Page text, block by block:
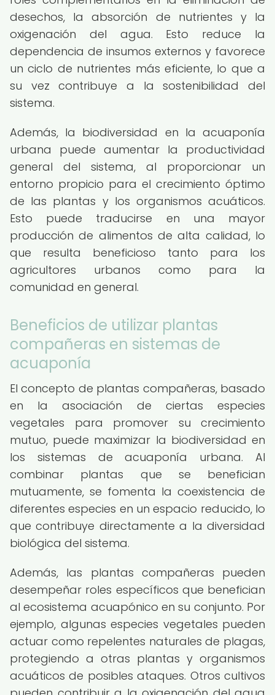
desechos, la absorción de nutrientes y la
oxigenación del agua. Esto reduce la
dependencia de insumos externos y favorece
un ciclo de nutrientes más eficiente, lo que a
su vez contribuye a la sostenibilidad del
sistema.
Además, la biodiversidad en la acuaponía
urbana puede aumentar la productividad
general del sistema, al proporcionar un
entorno propicio para el crecimiento óptimo
de las plantas y los organismos acuáticos.
Esto puede traducirse en una mayor
producción de alimentos de alta calidad, lo
que resulta beneficioso tanto para los
agricultores urbanos como para la
comunidad en general.
Beneficios de utilizar plantas
compañeras en sistemas de
acuaponía
El concepto de plantas compañeras, basado
en la asociación de ciertas especies
vegetales para promover su crecimiento
mutuo, puede maximizar la biodiversidad en
los sistemas de acuaponía urbana. Al
combinar plantas que se benefician
mutuamente, se fomenta la coexistencia de
diferentes especies en un espacio reducido, lo
que contribuye directamente a la diversidad
biológica del sistema.
Además, las plantas compañeras pueden
desempeñar roles específicos que benefician
al ecosistema acuapónico en su conjunto. Por
ejemplo, algunas especies vegetales pueden
actuar como repelentes naturales de plagas,
protegiendo a otras plantas y organismos
acuáticos de posibles ataques. Otros cultivos